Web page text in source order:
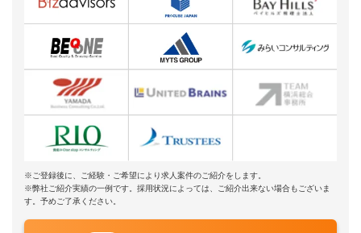
※ご登録後に、ご経験・ご希望により求人案件のご紹介をします。
※弊社ご紹介実績の一例です。採用状況によっては、ご紹介出来ない場合もございま
す。予めご了承ください。